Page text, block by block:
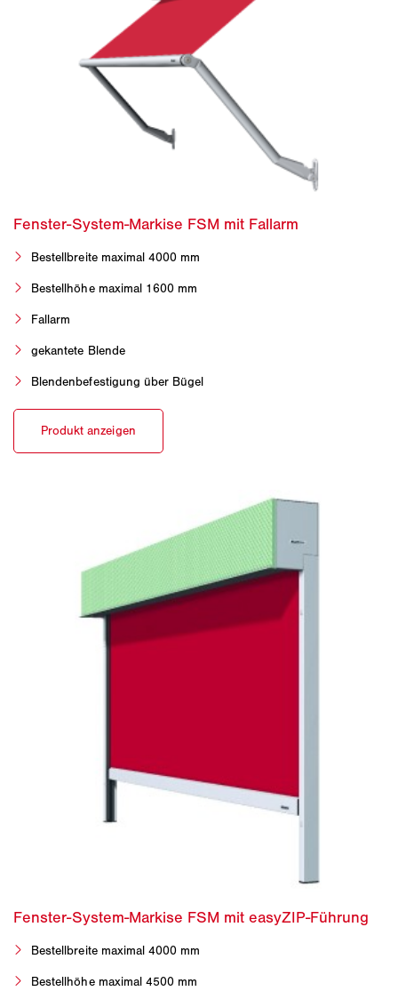
Bestellbreite maximal 4000 mm
Bestellhöhe maximal 1600 mm
Fallarm
gekantete Blende
Blendenbefestigung über Bügel
Bestellbreite maximal 4000 mm
Bestellhöhe maximal 4500 mm